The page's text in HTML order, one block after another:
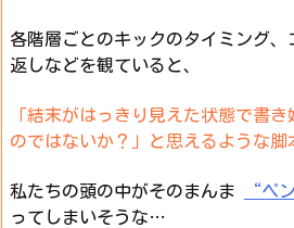
各階層ごとのキックのタイミング、
返しなどを観ていると、
「結末がはっきり見えた状態で書
のではないか？」と思えるような脚
私たちの頭の中がそのまんま “ペ
ってしまいそうな…